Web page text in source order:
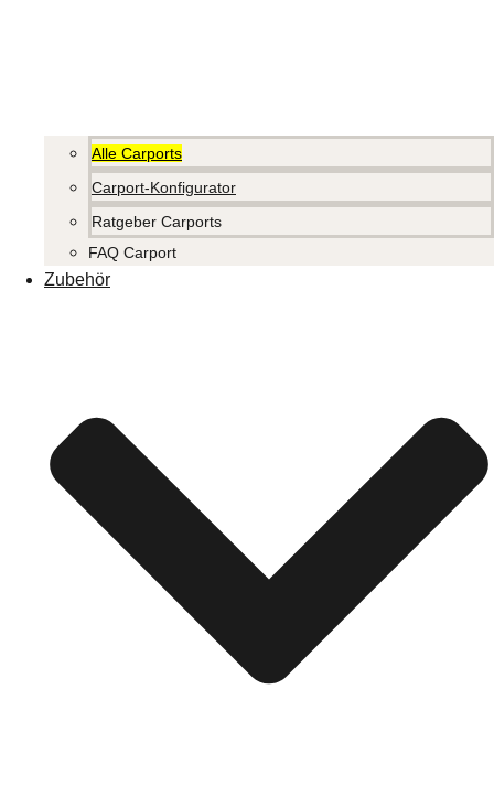
Alle Carports
Carport-Konfigurator
Ratgeber Carports
FAQ Carport
Zubehör